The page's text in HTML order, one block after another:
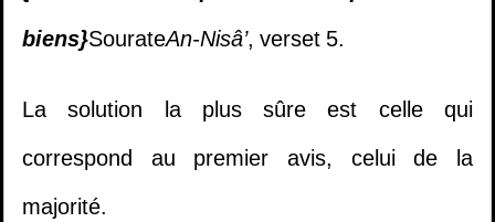
biens}SourateAn-Nisâ’, verset 5.
La solution la plus sûre est celle qui
correspond au premier avis, celui de la
majorité.
1.
Il multiplie les invocations mais ne trouve
pas la réussite dans sa vie - Cheikh Khaled Al
Mosleh